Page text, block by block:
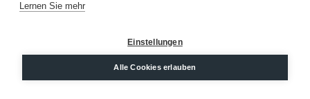
©2026.DiamondsByMe
Datenschutz
AGB Impressum
Lernen Sie mehr
Einstellungen
Alle Cookies erlauben